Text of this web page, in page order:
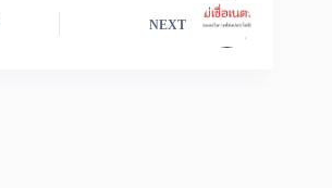
NEXT